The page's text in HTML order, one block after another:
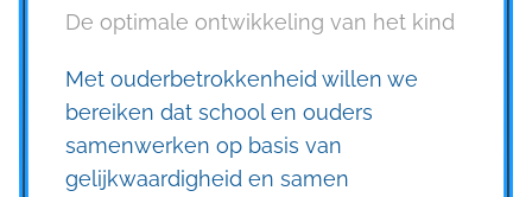
De optimale ontwikkeling van het kind
Met ouderbetrokkenheid willen we
bereiken dat school en ouders
samenwerken op basis van
gelijkwaardigheid en samen